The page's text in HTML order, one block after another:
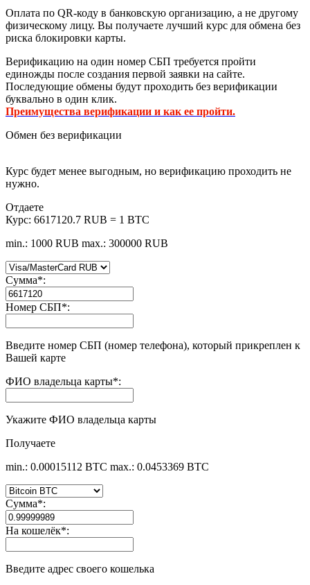
Оплата по QR-коду в банковскую организацию, а не другому
физическому лицу. Вы получаете лучший курс для обмена без
риска блокировки карты.
Верификацию на один номер СБП требуется пройти
единожды после создания первой заявки на сайте.
Последующие обмены будут проходить без верификации
буквально в один клик.
Преимущества верификации и как ее пройти.
Обмен без верификации
Курс будет менее выгодным, но верификацию проходить не
нужно.
Отдаете
Курс: 6617120.7 RUB = 1 BTC
min.: 1000 RUB max.: 300000 RUB
Сумма*:
Номер СБП*:
Введите номер СБП (номер телефона), который прикреплен к
Вашей карте
ФИО владельца карты*:
Укажите ФИО владельца карты
Получаете
min.: 0.00015112 BTC max.: 0.0453369 BTC
Сумма*:
На кошелёк*:
Введите адрес своего кошелька